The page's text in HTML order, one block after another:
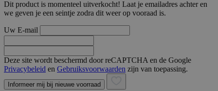
Dit product is momenteel uitverkocht! Laat je emailadres achter en
we geven je een seintje zodra dit weer op vooraad is.
Uw E-mail
Deze site wordt beschermd door reCAPTCHA en de Google
Privacybeleid en Gebruiksvoorwaarden zijn van toepassing.
Informeer mij bij nieuwe voorraad